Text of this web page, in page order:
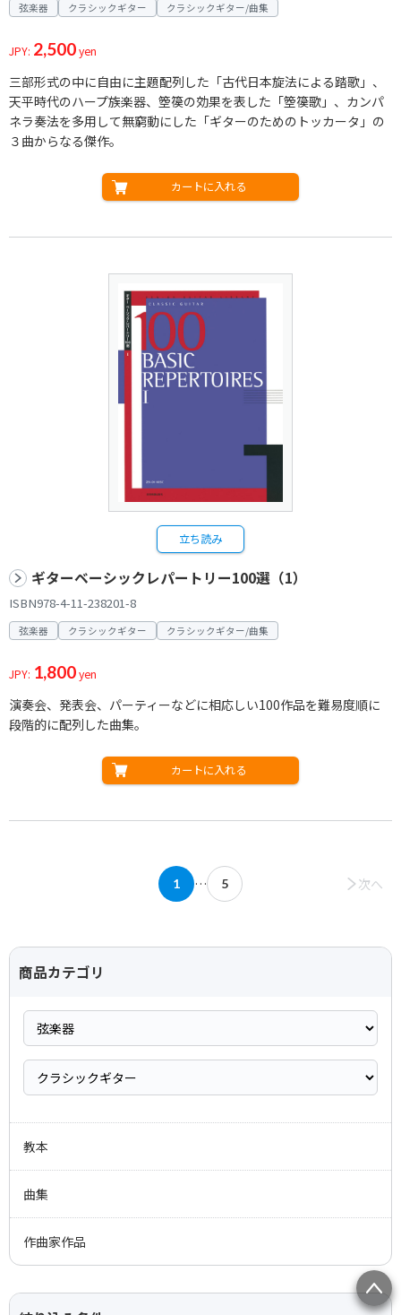
弦楽器 クラシックギター クラシックギター/曲集
JPY: 2,500yen
三部形式の中に自由に主題配列した「古代日本旋法による踏歌」、
天平時代のハープ族楽器、箜篌の効果を表した「箜篌歌」、カンパ
ネラ奏法を多用して無窮動にした「ギターのためのトッカータ」の
３曲からなる傑作。
カートに入れる
立ち読み
ギターベーシックレパートリー100選（1）
ISBN978-4-11-238201-8
弦楽器 クラシックギター クラシックギター/曲集
JPY: 1,800yen
演奏会、発表会、パーティーなどに相応しい100作品を難易度順に
段階的に配列した曲集。
カートに入れる
1 … 5 次へ
商品カテゴリ
教本
曲集
作曲家作品